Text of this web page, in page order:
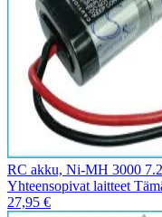
RC akku, Ni-MH 3000
Yhteensopivat laitteet
27,95 €